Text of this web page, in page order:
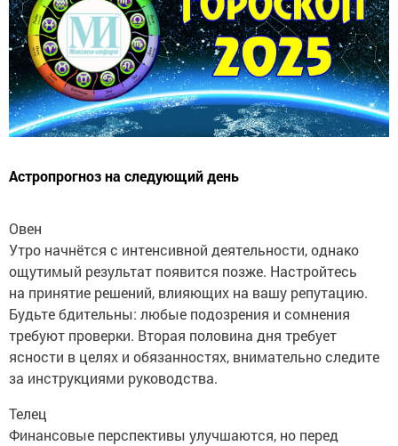
Астропрогноз на следующий день
Овен
Утро начнётся с интенсивной деятельности, однако
ощутимый результат появится позже. Настройтесь
на принятие решений, влияющих на вашу репутацию.
Будьте бдительны: любые подозрения и сомнения
требуют проверки. Вторая половина дня требует
ясности в целях и обязанностях, внимательно следите
за инструкциями руководства.
Телец
Финансовые перспективы улучшаются, но перед